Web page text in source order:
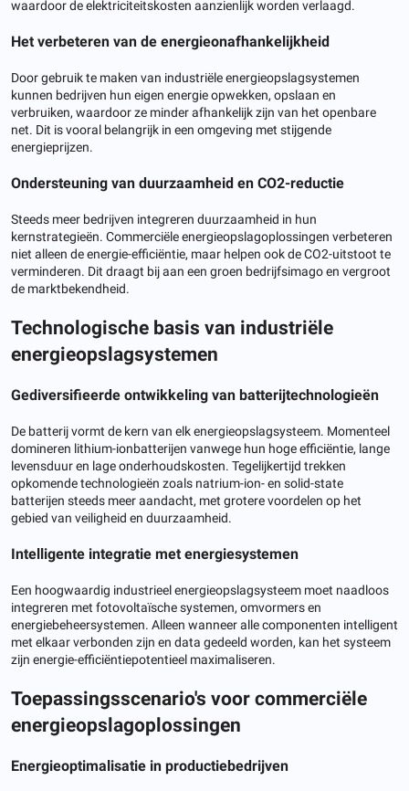
waardoor de elektriciteitskosten aanzienlijk worden verlaagd.
Het verbeteren van de energieonafhankelijkheid
Door gebruik te maken van industriële energieopslagsystemen
kunnen bedrijven hun eigen energie opwekken, opslaan en
verbruiken, waardoor ze minder afhankelijk zijn van het openbare
net. Dit is vooral belangrijk in een omgeving met stijgende
energieprijzen.
Ondersteuning van duurzaamheid en CO2-reductie
Steeds meer bedrijven integreren duurzaamheid in hun
kernstrategieën. Commerciële energieopslagoplossingen verbeteren
niet alleen de energie-efficiëntie, maar helpen ook de CO2-uitstoot te
verminderen. Dit draagt ​​bij aan een groen bedrijfsimago en vergroot
de marktbekendheid.
Technologische basis van industriële
energieopslagsystemen
Gediversifieerde ontwikkeling van batterijtechnologieën
De batterij vormt de kern van elk energieopslagsysteem. Momenteel
domineren lithium-ionbatterijen vanwege hun hoge efficiëntie, lange
levensduur en lage onderhoudskosten. Tegelijkertijd trekken
opkomende technologieën zoals natrium-ion- en solid-state
batterijen steeds meer aandacht, met grotere voordelen op het
gebied van veiligheid en duurzaamheid.
Intelligente integratie met energiesystemen
Een hoogwaardig industrieel energieopslagsysteem moet naadloos
integreren met fotovoltaïsche systemen, omvormers en
energiebeheersystemen. Alleen wanneer alle componenten intelligent
met elkaar verbonden zijn en data gedeeld worden, kan het systeem
zijn energie-efficiëntiepotentieel maximaliseren.
Toepassingsscenario's voor commerciële
energieopslagoplossingen
Energieoptimalisatie in productiebedrijven